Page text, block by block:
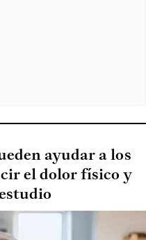
ayudar a los
el dolor físico y